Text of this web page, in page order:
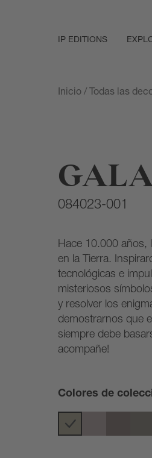
IP EDITIONS
Inicio / Todas las
084023-001
Hace 10.000 años,
en la Tierra.
tecnológicas e
misteriosos
y resolver los
demostrarnos que
siempre debe
acompañe!
Colores de